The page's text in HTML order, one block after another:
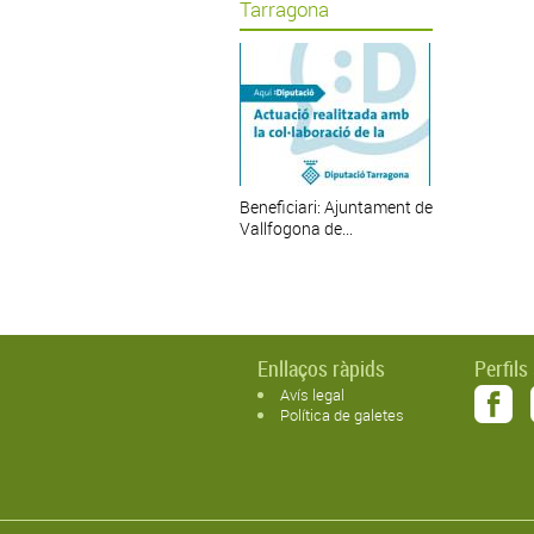
Tarragona
Beneficiari: Ajuntament de
Vallfogona de...
Enllaços ràpids
Avís legal
Política de galetes
Perfils